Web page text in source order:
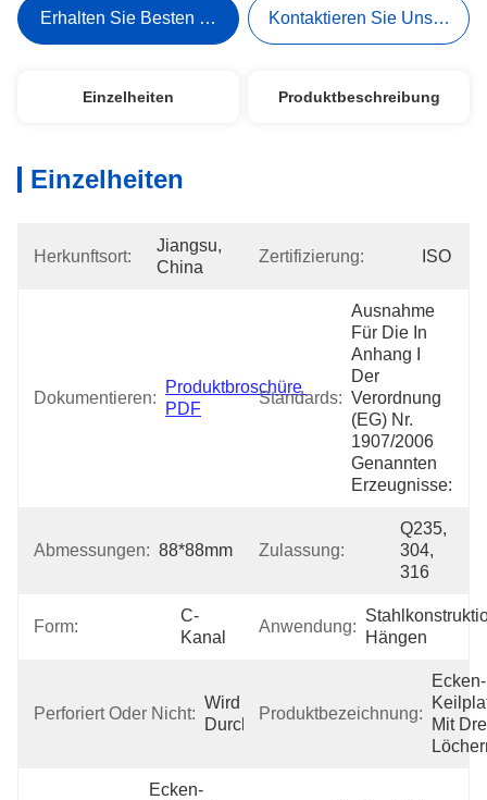
Erhalten Sie Besten Preis Kontaktieren Sie Uns Jetzt
Einzelheiten Produktbeschreibung
Einzelheiten
Herkunftsort:
Jiangsu,
China
Zertifizierung: ISO
Dokumentieren:
Produktbroschüre
PDF
Standards:
Ausnahme
Für Die In
Anhang I
Der
Verordnung
(EG) Nr.
1907/2006
Genannten
Erzeugnisse:
Abmessungen: 88*88mm Zulassung:
Q235,
304,
316
Form:
C-
Kanal
Anwendung:
Hängen
Perforiert Oder Nicht:
Wird
Durchlöchert
Produktbezeichnung:
Ecken-
Mit
Ecken-